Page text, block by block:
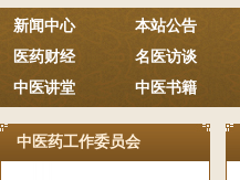
新闻中心 本站公告
医药财经
名医访谈
中医讲堂
中医书籍
中医药工作委员会